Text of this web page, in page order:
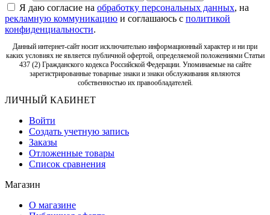
Я даю согласие на обработку персональных данных, на
рекламную коммуникацию и соглашаюсь с политикой
конфиденциальности.
Данный интернет-сайт носит исключительно информационный характер и ни при
каких условиях не является публичной офертой, определяемой положениями Статьи
437 (2) Гражданского кодекса Российской Федерации. Упоминаемые на сайте
зарегистрированные товарные знаки и знаки обслуживания являются
собственностью их правообладателей.
ЛИЧНЫЙ КАБИНЕТ
Войти
Создать учетную запись
Заказы
Отложенные товары
Список сравнения
Магазин
О магазине